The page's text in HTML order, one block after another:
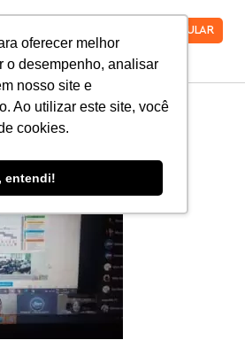
oferecer melhor
o desempenho, analisar
nosso site e
Ao utilizar este site, você
cookies.
entendi!
VESTIBULAR